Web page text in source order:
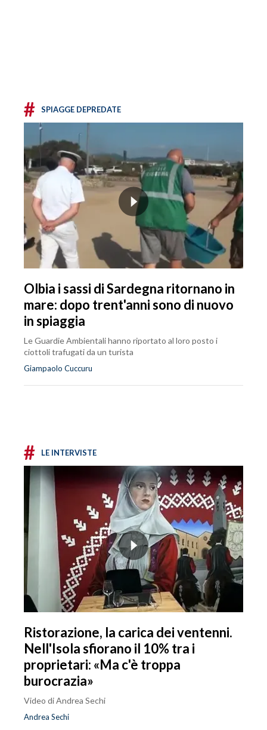
# SPIAGGE DEPREDATE
Olbia i sassi di Sardegna ritornano in
mare: dopo trent'anni sono di nuovo
in spiaggia
Le Guardie Ambientali hanno riportato al loro posto i
ciottoli trafugati da un turista
Giampaolo Cuccuru
# LE INTERVISTE
Ristorazione, la carica dei ventenni.
Nell'Isola sfiorano il 10% tra i
proprietari: «Ma c'è troppa
burocrazia»
Video di Andrea Sechi
Andrea Sechi